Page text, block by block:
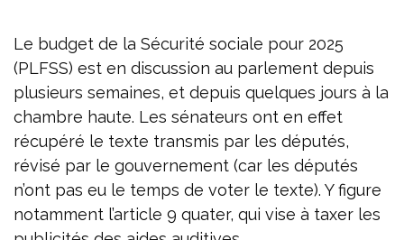
Le budget de la Sécurité sociale pour 2025
(PLFSS) est en discussion au parlement depuis
plusieurs semaines, et depuis quelques jours à la
chambre haute. Les sénateurs ont en effet
récupéré le texte transmis par les députés,
révisé par le gouvernement (car les députés
n’ont pas eu le temps de voter le texte). Y figure
notamment l’article 9 quater, qui vise à taxer les